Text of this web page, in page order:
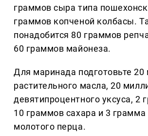
граммов сыра типа
граммов копченой колбасы.
понадобится 80 граммов
60 граммов майонеза.
Для маринада подготовьте 20
растительного масла, 20
девятипроцентного уксуса, 2
10 граммов сахара и 3 грамма
молотого перца.